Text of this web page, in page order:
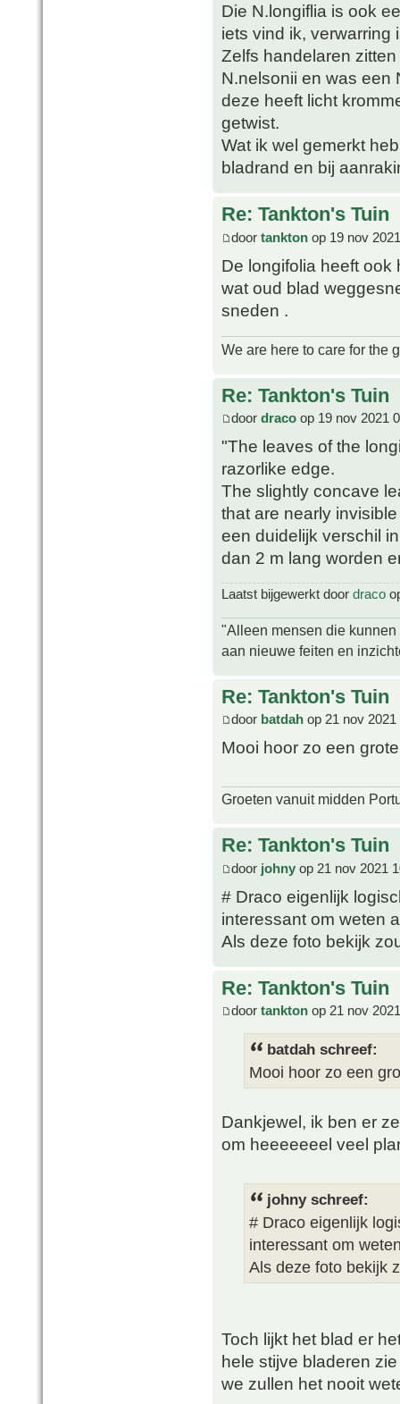
Die N.longiflia is ook
iets vind ik, verwarring
Zelfs handelaren
N.nelsonii en was een
deze heeft licht
getwist.
Wat ik wel gemerkt
bladrand en bij
Re: Tankton's Tuin
door tankton op 19 nov
De longifolia heeft ook
wat oud blad
sneden .
We are here to care for the
Re: Tankton's Tuin
door draco op 19 nov 2021
"The leaves of the
razorlike edge.
The slightly concave
that are nearly
een duidelijk verschil
dan 2 m lang worden
Laatst bijgewerkt door draco
"Alleen mensen die
aan nieuwe feiten en
Re: Tankton's Tuin
door batdah op 21 nov 2021
Mooi hoor zo een
Groeten vanuit midden
Re: Tankton's Tuin
door johny op 21 nov 2021
# Draco eigenlijk
interessant om weten
Als deze foto bekijk
Re: Tankton's Tuin
door tankton op 21 nov
batdah schreef:
Mooi hoor zo een
Dankjewel, ik ben er
om heeeeeeel veel
johny schreef:
# Draco eigenlijk
interessant om
Als deze foto bekijk
Toch lijkt het blad er
hele stijve bladeren
we zullen het nooit